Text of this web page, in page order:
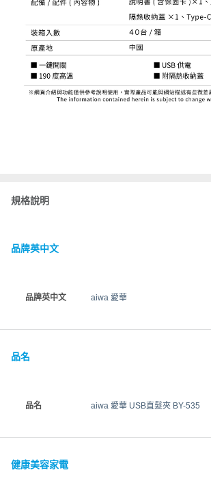
規格說明
品牌英中文
品牌英中文 aiwa 愛華
品名
品名 aiwa 愛華 USB直髮夾 BY-535
健康美容家電